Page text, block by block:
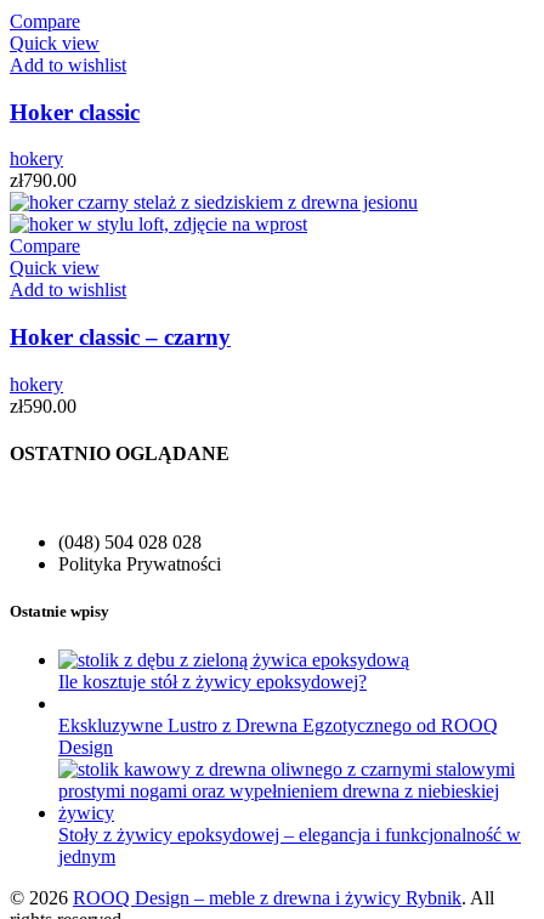
Compare
Quick view
Add to wishlist
Hoker classic
hokery
zł790.00
Compare
Quick view
Add to wishlist
Hoker classic – czarny
hokery
zł590.00
OSTATNIO OGLĄDANE
(048) 504 028 028
Polityka Prywatności
Ostatnie wpisy
Ile kosztuje stół z żywicy epoksydowej?
Ekskluzywne Lustro z Drewna Egzotycznego od ROOQ
Design
Stoły z żywicy epoksydowej – elegancja i funkcjonalność w
jednym
© 2026 ROOQ Design – meble z drewna i żywicy Rybnik. All